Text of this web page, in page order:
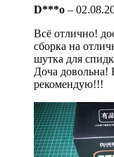
D***o –
Всё отлично!
сборка на
шутка для
Доча довольна!
рекомендую!!!